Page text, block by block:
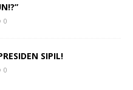
0
SIPIL!
0